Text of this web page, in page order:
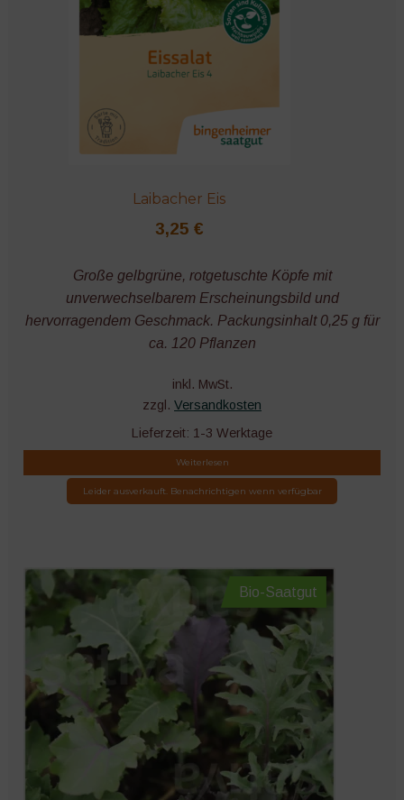
Laibacher Eis
3,25 €
Große gelbgrüne, rotgetuschte Köpfe mit
unverwechselbarem Erscheinungsbild und
hervorragendem Geschmack. Packungsinhalt 0,25 g für
ca. 120 Pflanzen
inkl. MwSt.
zzgl. Versandkosten
Lieferzeit: 1-3 Werktage
Weiterlesen
Leider ausverkauft. Benachrichtigen wenn verfügbar
Bio-Saatgut